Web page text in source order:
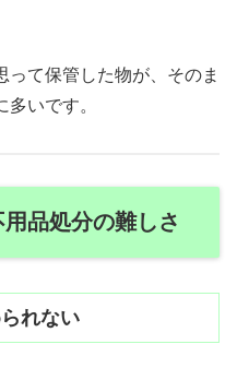
って保管した物が、そのま
いです。
品処分の難しさ
れない